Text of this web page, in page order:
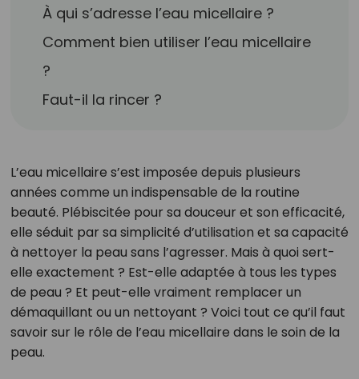
À qui s’adresse l’eau micellaire ?
Comment bien utiliser l’eau micellaire
?
Faut-il la rincer ?
L’eau micellaire s’est imposée depuis plusieurs
années comme un indispensable de la routine
beauté. Plébiscitée pour sa douceur et son efficacité,
elle séduit par sa simplicité d’utilisation et sa capacité
à nettoyer la peau sans l’agresser. Mais à quoi sert-
elle exactement ? Est-elle adaptée à tous les types
de peau ? Et peut-elle vraiment remplacer un
démaquillant ou un nettoyant ? Voici tout ce qu’il faut
savoir sur le rôle de l’eau micellaire dans le soin de la
peau.